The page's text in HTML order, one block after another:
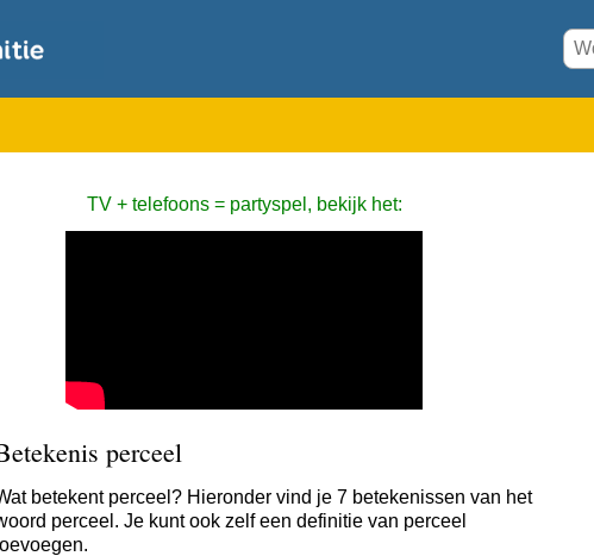
TV + telefoons = partyspel, bekijk het:
perceel
betekent perceel? Hieronder vind je 7 betekenissen van het
perceel. Je kunt ook zelf een definitie van perceel